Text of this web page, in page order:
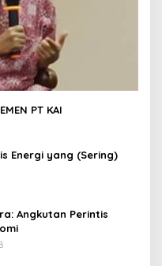
PT KAI
Energi yang (Sering)
Angkutan Perintis